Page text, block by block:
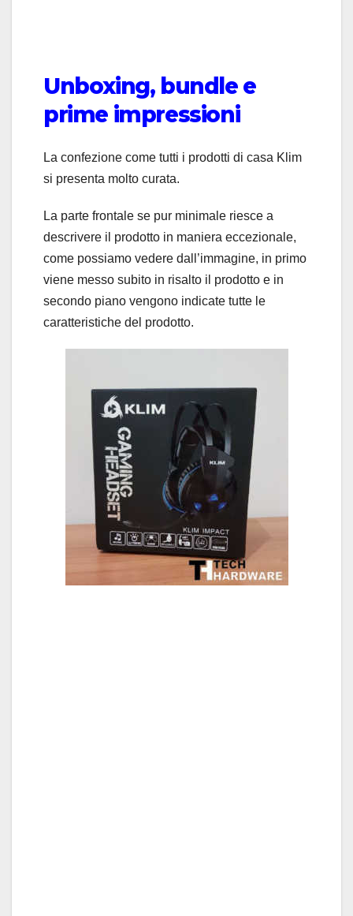
Unboxing, bundle e
prime impressioni
La confezione come tutti i prodotti di casa Klim
si presenta molto curata.
La parte frontale se pur minimale riesce a
descrivere il prodotto in maniera eccezionale,
come possiamo vedere dall’immagine, in primo
viene messo subito in risalto il prodotto e in
secondo piano vengono indicate tutte le
caratteristiche del prodotto.